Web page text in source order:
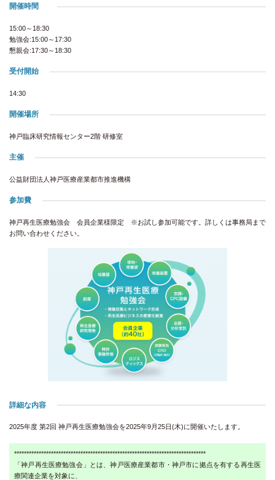
開催時間
15:00～18:30
勉強会:15:00～17:30
懇親会:17:30～18:30
受付開始
14:30
開催場所
神戸臨床研究情報センター2階 研修室
主催
公益財団法人神戸医療産業都市推進機構
参加費
神戸再生医療勉強会 会員企業様限定 ※お試し参加可能です。詳しくは事務局まで
お問い合わせください。
詳細な内容
2025年度 第2回 神戸再生医療勉強会を2025年9月25日(木)に開催いたします。
******************************************************************************
「神戸再生医療勉強会」とは、神戸医療産業都市・神戸市に拠点を有する再生医
療関連企業を対象に、